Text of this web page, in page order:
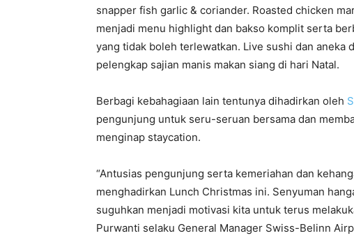
snapper fish garlic & coriander. Roasted chicken
menjadi menu highlight dan bakso komplit serta
yang tidak boleh terlewatkan. Live sushi dan aneka
pelengkap sajian manis makan siang di hari Natal.
Berbagi kebahagiaan lain tentunya dihadirkan oleh
pengunjung untuk seru-seruan bersama dan
menginap staycation.
“Antusias pengunjung serta kemeriahan dan
menghadirkan Lunch Christmas ini. Senyuman
suguhkan menjadi motivasi kita untuk terus
Purwanti selaku General Manager Swiss-Belinn